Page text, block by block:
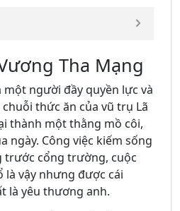
Tha Mạng
người đầy quyền lực và
thức ăn của vũ trụ Lã
thành một thằng mồ côi,
ngày. Công việc kiếm sống
trước cổng trường, cuộc
vậy nhưng được cái
là yêu thương anh.